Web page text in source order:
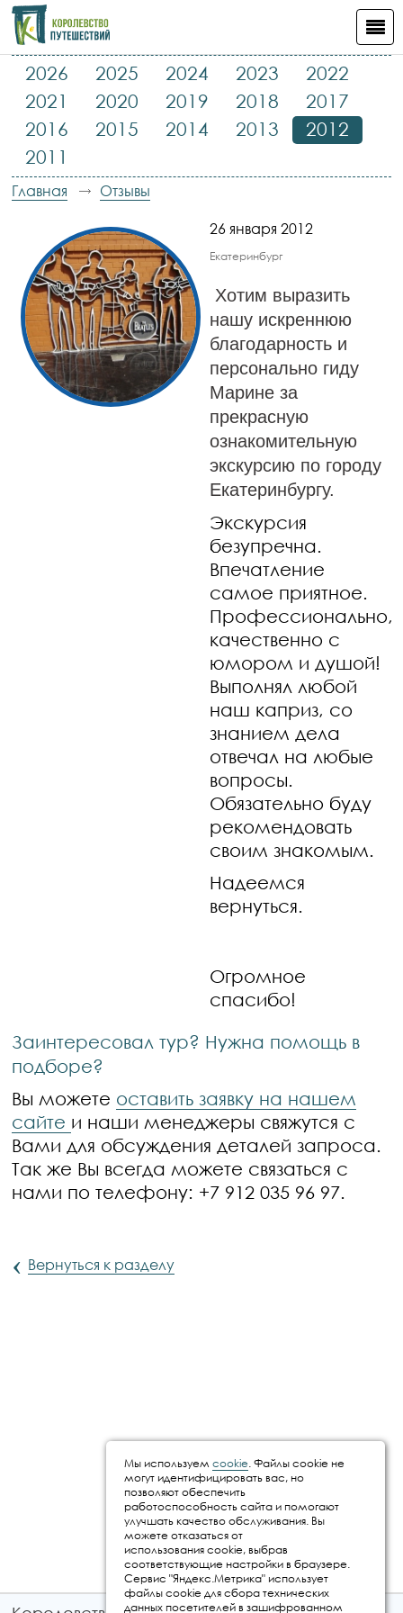
2026 2025 2024 2023
2022
2021
2020 2019 2018
2017
2016
2015 2014 2013
2012
2011
Главная Отзывы
26 января 2012
Екатеринбург
Хотим выразить
нашу искреннюю
благодарность и
персонально гиду
Марине за
прекрасную
ознакомительную
экскурсию по городу
Екатеринбургу.
Экскурсия
безупречна.
Впечатление
самое приятное.
Профессионально,
качественно с
юмором и душой!
Выполнял любой
наш каприз, со
знанием дела
отвечал на любые
вопросы.
Обязательно буду
рекомендовать
своим знакомым.
Надеемся
вернуться.
Огромное
спасибо!
Заинтересовал тур? Нужна помощь в
подборе?
Вы можете оставить заявку на нашем
сайте и наши менеджеры свяжутся с
Вами для обсуждения деталей запроса.
Так же Вы всегда можете связаться с
нами по телефону: +7 912 035 96 97.
‹ Вернуться к разделу
Мы используем cookie. Файлы cookie не
могут идентифицировать вас, но
позволяют обеспечить
работоспособность сайта и помогают
улучшать качество обслуживания. Вы
можете отказаться от
использования cookie, выбрав
соответствующие настройки в браузере.
Сервис "Яндекс.Метрика" использует
файлы cookie для сбора технических
данных посетителей в зашифрованном